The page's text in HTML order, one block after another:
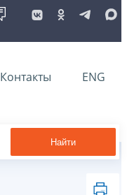
Контакты ENG
Найти